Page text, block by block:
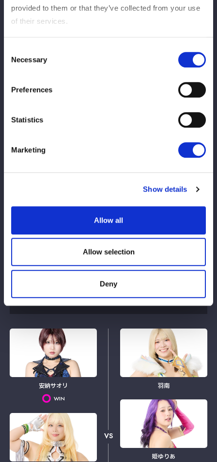
provided to them or that they’ve collected from your use
of their services.
Selection
Necessary
Preferences
Statistics
Marketing
Show details
Allow all
Allow selection
Deny
レディ・Ｃ
9分11秒
レディ・Ｃ：ビッグブーツ→エビ固め
6人タッグマッチ
安納サオリ
WIN
VS
羽南
姫ゆりあ